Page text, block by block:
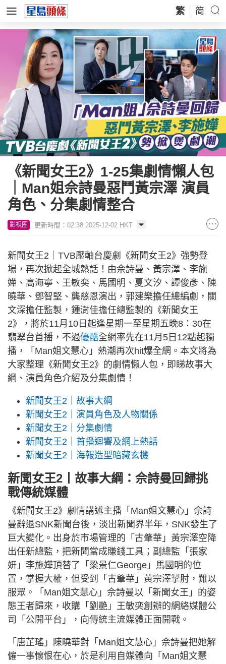
繁 简
《新聞女王2》1-25集劇情懶人包
｜Man姐佘詩曼惡鬥黃宗澤 演員
角色、分集劇情整合
影視圈 更新時間：02:38 2025-12-02 HKT
新聞女王2｜TVB壓軸台慶劇《新聞女王2》強勢登
場，再次掀起全城熱話！由佘詩曼、黃宗澤、李施
嬅、高海寧、王敏奕、馬國明、夏文汐、譚俊彥、陳
曉華、鄧智堅、龔慈恩演出，郭建樂擔任總編劇，關
文深擔任監製，鍾澍佳擔任總監製的《新聞女王
2》，將於11月10日起逢星期一至星期五晚8：30在
翡翠台首播，不過優酷全網率先在11月5日12點起獨
播，「Man姐文慧心」熱潮再次hit爆全網。本文將為
大家整理《新聞女王2》的劇情懶人包，即睇故事大
綱、演員角色介紹及分集劇情 ！
新聞女王2｜故事大綱
新聞女王2｜演員角色及人物關係
新聞女王2｜分集劇情
新聞女王2｜首播迴響及網上熱話
新聞女王2｜海報造型暗藏玄機
新聞女王2丨故事大綱：佘詩曼回歸挑
戰傳統媒體
《新聞女王2》劇情講述主播「Man姐文慧心」佘詩
曼辭退SNK新聞台後，淡出新聞界半年，SNK發生了
巨大變化。出身於市場管理的「古肇華」黃宗澤空降
出任新總監，把新聞當成賺錢工具；副總監「張家
妍」李施嬅頂替了「梁景仁George」馬國明的位
置，掌握大權，但受到「古肇華」黃宗澤掣肘，難以
服眾。「Man姐文慧心」佘詩曼以「新聞女王」的姿
態王者歸來，收購「劉艷」王敏奕創辦的網絡媒體公
司「公開平台」，向傳統主流媒體正面開戰。
「唐芷瑤」陳曉華對「Man姐文慧心」佘詩曼把她解
僱一事懷恨在心，於是利用自媒體向「Man姐文慧